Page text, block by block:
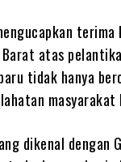
terima
atas
tidak hanya
dikenal dengan